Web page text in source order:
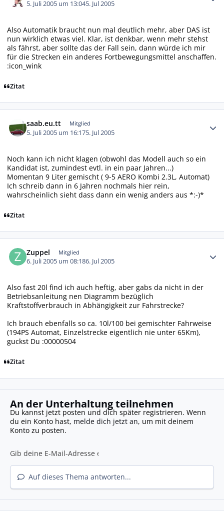
5. Juli 2005 um 13:045. Jul 2005
Also Automatik braucht nun mal deutlich mehr, aber DAS ist
nun wirklich etwas viel. Klar, ist denkbar, wenn mehr stehst
als fährst, aber sollte das der Fall sein, dann würde ich mir
für die Strecken ein anderes Fortbewegungsmittel anschaffen.
:icon_wink
Zitat
saab.eu.tt Mitglied
5. Juli 2005 um 16:175. Jul 2005
Noch kann ich nicht klagen (obwohl das Modell auch so ein
Kandidat ist, zumindest evtl. in ein paar Jahren...)
Momentan 9 Liter gemischt ( 9-5 AERO Kombi 2.3L, Automat)
Ich schreib dann in 6 Jahren nochmals hier rein,
wahrscheinlich sieht dass dann ein wenig anders aus *:-)*
Zitat
Zuppel Mitglied
6. Juli 2005 um 08:186. Jul 2005
Also fast 20l find ich auch heftig, aber gabs da nicht in der
Betriebsanleitung nen Diagramm bezüglich
Kraftstoffverbrauch in Abhängigkeit zur Fahrstrecke?
Ich brauch ebenfalls so ca. 10l/100 bei gemischter Fahrweise
(194PS Automat, Einzelstrecke eigentlich nie unter 65Km),
guckst Du :00000504
Zitat
An der Unterhaltung teilnehmen
Du kannst jetzt posten und dich später registrieren. Wenn
du ein Konto hast, melde dich jetzt an, um mit deinem
Konto zu posten.
Auf dieses Thema antworten...